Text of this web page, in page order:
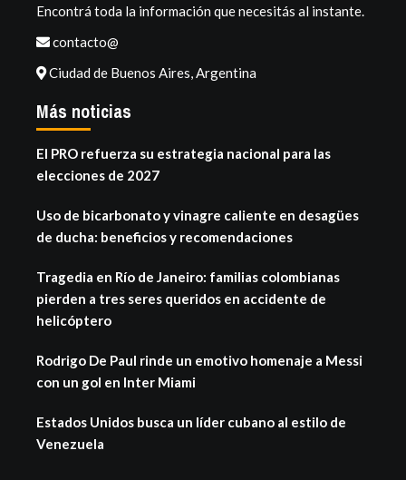
Encontrá toda la información que necesitás al instante.
contacto@
Ciudad de Buenos Aires, Argentina
Más noticias
El PRO refuerza su estrategia nacional para las
elecciones de 2027
Uso de bicarbonato y vinagre caliente en desagües
de ducha: beneficios y recomendaciones
Tragedia en Río de Janeiro: familias colombianas
pierden a tres seres queridos en accidente de
helicóptero
Rodrigo De Paul rinde un emotivo homenaje a Messi
con un gol en Inter Miami
Estados Unidos busca un líder cubano al estilo de
Venezuela